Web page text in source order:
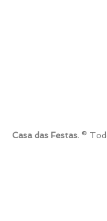
Casa das Festas. ®